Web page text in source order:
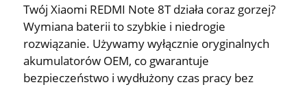
Twój Xiaomi REDMI Note 8T działa coraz gorzej?
Wymiana baterii to szybkie i niedrogie
rozwiązanie. Używamy wyłącznie oryginalnych
akumulatorów OEM, co gwarantuje
bezpieczeństwo i wydłużony czas pracy bez